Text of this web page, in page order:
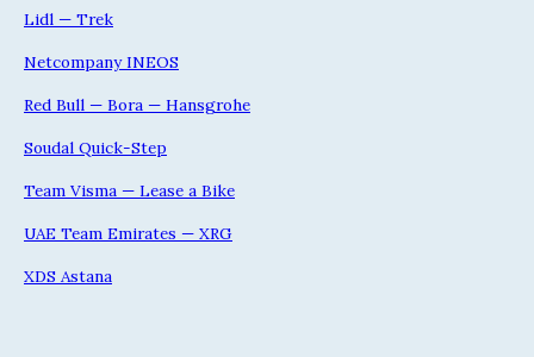
Lidl — Trek
Netcompany INEOS
Red Bull — Bora — Hansgrohe
Soudal Quick-Step
Team Visma — Lease a Bike
UAE Team Emirates — XRG
XDS Astana